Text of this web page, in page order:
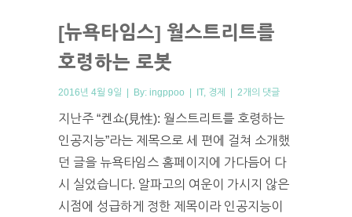
[뉴욕타임스] 월스트리트를
호령하는 로봇
2016년 4월 9일 | By: ingppoo | IT, 경제 | 2개의 댓글
지난주 “켄쇼(見性): 월스트리트를 호령하는
인공지능”라는 제목으로 세 편에 걸쳐 소개했
던 글을 뉴욕타임스 홈페이지에 가다듬어 다
시 실었습니다. 알파고의 여운이 가시지 않은
시점에 성급하게 정한 제목이라 인공지능이